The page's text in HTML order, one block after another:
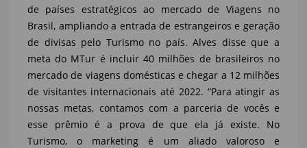
de países estratégicos ao mercado de Viagens no
Brasil, ampliando a entrada de estrangeiros e geração
de divisas pelo Turismo no país. Alves disse que a
meta do MTur é incluir 40 milhões de brasileiros no
mercado de viagens domésticas e chegar a 12 milhões
de visitantes internacionais até 2022. “Para atingir as
nossas metas, contamos com a parceria de vocês e
esse prêmio é a prova de que ela já existe. No
Turismo, o marketing é um aliado valoroso e